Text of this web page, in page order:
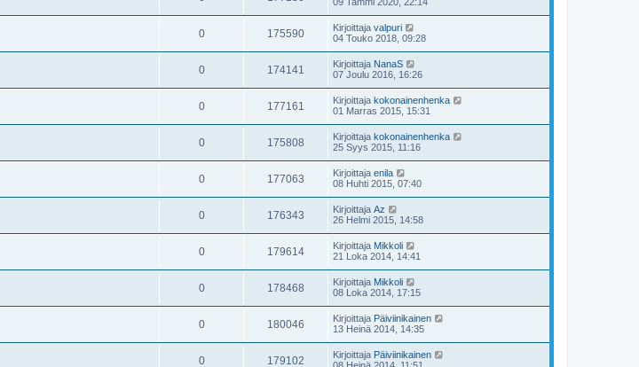
0 175590 Kirjoittaja valpuri
04 Touko 2018, 09:28
0 174141 Kirjoittaja NanaS
07 Joulu 2016, 16:26
0 177161 Kirjoittaja kokonainenhenka
01 Marras 2015, 15:31
0 175808 Kirjoittaja kokonainenhenka
25 Syys 2015, 11:16
0 177063 Kirjoittaja enila
08 Huhti 2015, 07:40
0 176343 Kirjoittaja Az
26 Helmi 2015, 14:58
0 179614 Kirjoittaja Mikkoli
21 Loka 2014, 14:41
0 178468 Kirjoittaja Mikkoli
08 Loka 2014, 17:15
0 180046 Kirjoittaja Päiviinikainen
13 Heinä 2014, 14:35
0 179102 Kirjoittaja Päiviinikainen